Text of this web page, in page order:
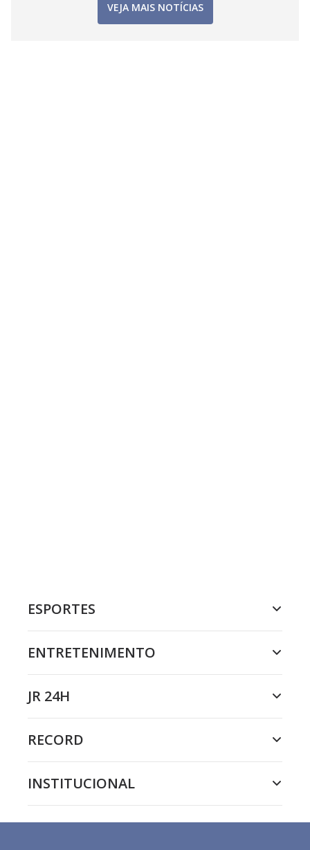
VEJA MAIS NOTÍCIAS
ESPORTES
ENTRETENIMENTO
JR 24H
RECORD
INSTITUCIONAL